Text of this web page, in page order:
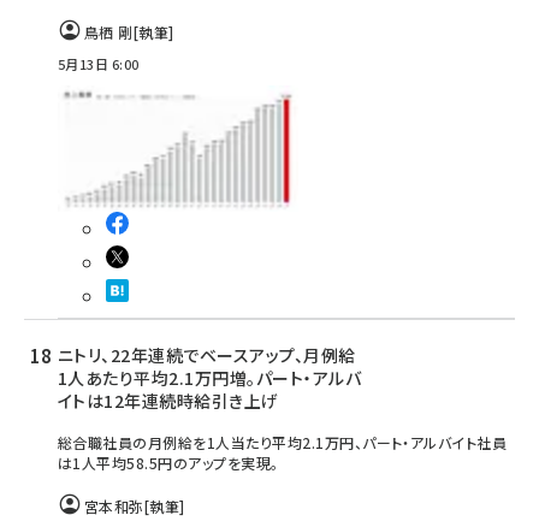
鳥栖 剛[執筆]
5月13日 6:00
ニトリ、22年連続でベースアップ、月例給
1人あたり平均2.1万円増。パート・アルバ
イトは12年連続時給引き上げ
総合職社員の月例給を1人当たり平均2.1万円、パート・アルバイト社員
は1人平均58.5円のアップを実現。
宮本和弥[執筆]